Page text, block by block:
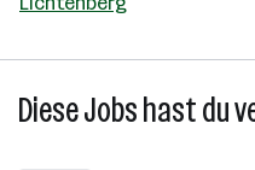
Diese Jobs hast du